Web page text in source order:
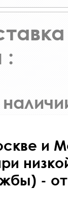
:
и
-